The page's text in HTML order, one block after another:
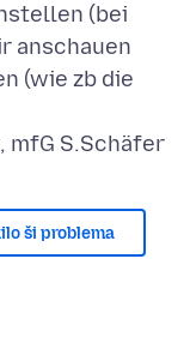
(bei
anschauen
(wie zb die
ši problema